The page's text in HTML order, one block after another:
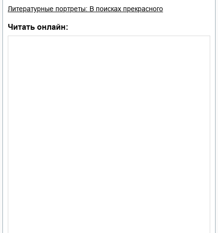
Литературные портреты: В поисках прекрасного
Читать онлайн: